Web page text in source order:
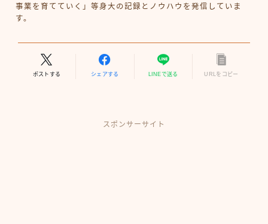
事業を育てていく」等身大の記録とノウハウを発信していま
す。
ポストする シェアする LINEで送る URLをコピー
スポンサーサイト